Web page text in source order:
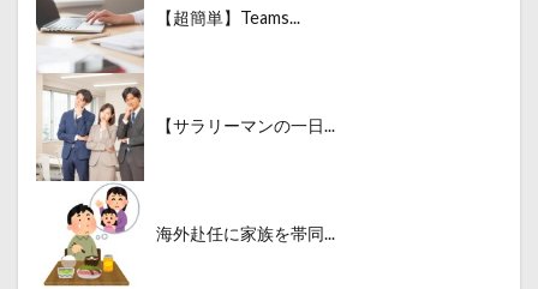
【超簡単】Teams...
【サラリーマンの一日...
海外赴任に家族を帯同...